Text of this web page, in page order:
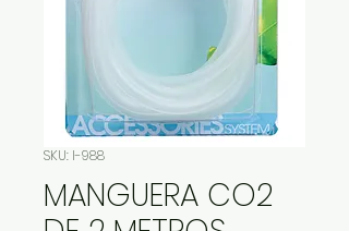
SKU: I-988
MANGUERA CO2